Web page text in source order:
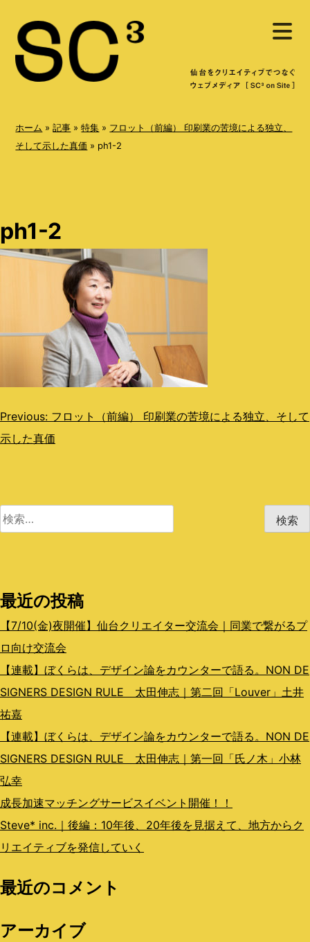
e
n
メ
ニ
を
開
く
ホーム »記事 »特集 » フロット（前編） 印刷業の苦境による独立、
そして示した真価 » ph1-2
ph1-2
投
稿
ゲ
ョ
ン
Previous: フロット（前編） 印刷業の苦境による独立、そして
示した真価
検
最近の投稿
【7/10(金)夜開催】仙台クリエイター交流会｜同業で繋がるプ
ロ向け交流会
【連載】ぼくらは、デザイン論をカウンターで語る。NON DE
SIGNERS DESIGN RULE 太田伸志｜第二回「Louver」土井
祐嘉
【連載】ぼくらは、デザイン論をカウンターで語る。NON DE
SIGNERS DESIGN RULE 太田伸志｜第一回「氏ノ木」小林
弘幸
成長加速マッチングサービスイベント開催！！
Steve* inc.｜後編：10年後、20年後を見据えて、地方からク
リエイティブを発信していく
最近のコメント
アーカイブ